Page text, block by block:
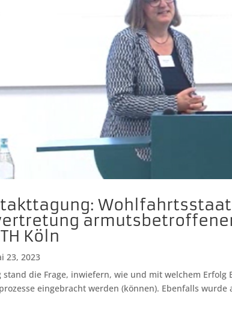
Köln
23, 2023
stand die Frage, inwiefern, wie und mit welchem
eingebracht werden (können). Ebenfalls